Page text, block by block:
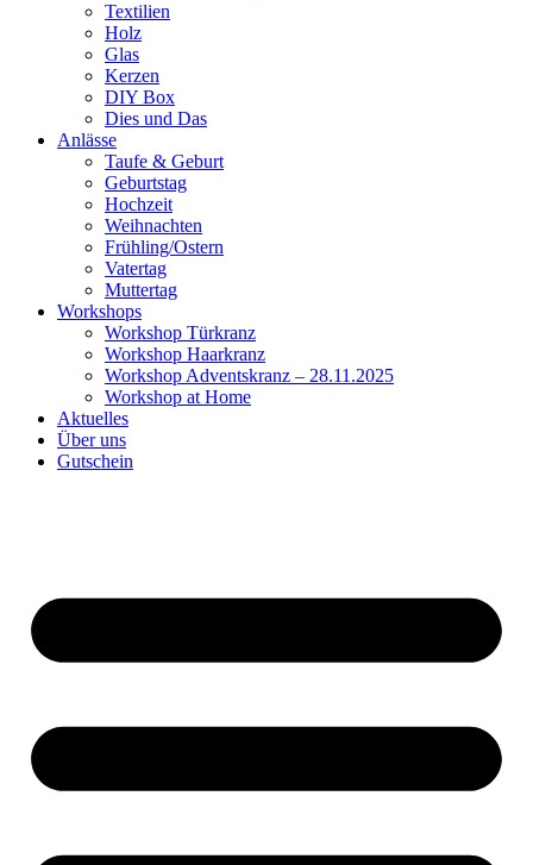
Textilien
Holz
Glas
Kerzen
DIY Box
Dies und Das
Anlässe
Taufe & Geburt
Geburtstag
Hochzeit
Weihnachten
Frühling/Ostern
Vatertag
Muttertag
Workshops
Workshop Türkranz
Workshop Haarkranz
Workshop Adventskranz – 28.11.2025
Workshop at Home
Aktuelles
Über uns
Gutschein